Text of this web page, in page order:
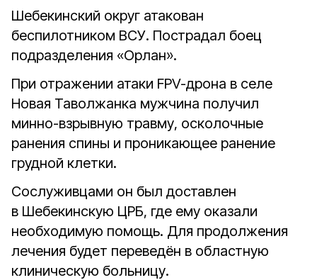
Шебекинский округ атакован
беспилотником ВСУ. Пострадал боец
подразделения «Орлан».
При отражении атаки FPV-дрона в селе
Новая Таволжанка мужчина получил
минно-взрывную травму, осколочные
ранения спины и проникающее ранение
грудной клетки.
Сослуживцами он был доставлен
в Шебекинскую ЦРБ, где ему оказали
необходимую помощь. Для продолжения
лечения будет переведён в областную
клиническую больницу.